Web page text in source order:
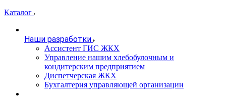
Каталог
Наши разработки
Ассистент ГИС ЖКХ
Управление нашим хлебобулочным и
кондитерским предприятием
Диспетчерская ЖКХ
Бухгалтерия управляющей организации